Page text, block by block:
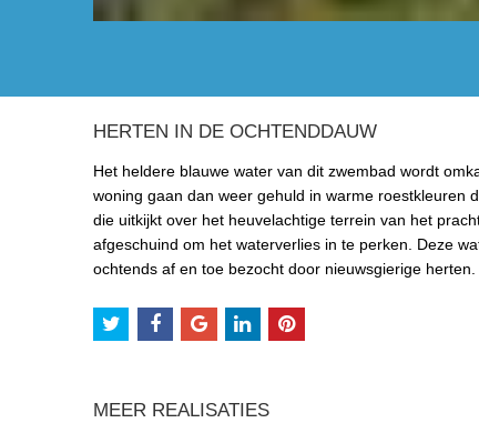
HERTEN IN DE OCHTENDDAUW
Het heldere blauwe water van dit zwembad wordt
woning gaan dan weer gehuld in warme roestkleuren
die uitkijkt over het heuvelachtige terrein van het
afgeschuind om het waterverlies in te perken. Deze
ochtends af en toe bezocht door nieuwsgierige
MEER REALISATIES